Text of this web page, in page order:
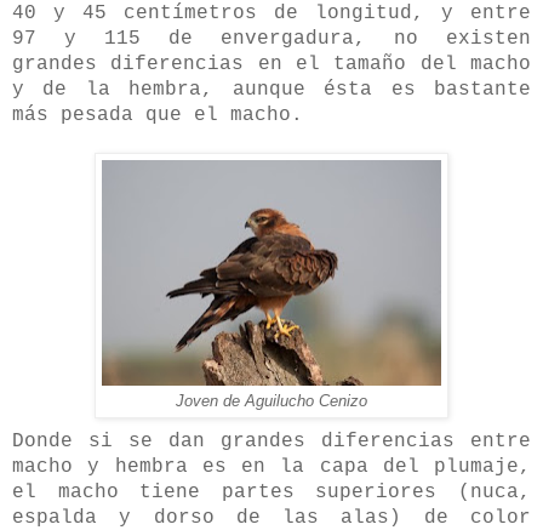
40 y 45 centímetros de longitud, y entre
97 y 115 de envergadura, no existen
grandes diferencias en el tamaño del macho
y de la hembra, aunque ésta es bastante
más pesada que el macho.
Joven de Aguilucho Cenizo
Donde si se dan grandes diferencias entre
macho y hembra es en la capa del plumaje,
el macho tiene partes superiores (nuca,
espalda y dorso de las alas) de color